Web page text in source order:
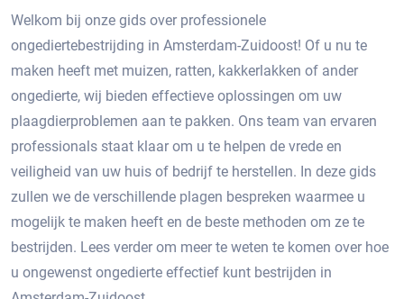
Welkom bij onze gids over professionele
ongediertebestrijding in Amsterdam-Zuidoost!​ Of u nu te
maken heeft met muizen, ratten, kakkerlakken of ander
ongedierte, wij bieden effectieve oplossingen om uw
plaagdierproblemen aan te pakken.​ Ons team van ervaren
professionals staat klaar om u te helpen de vrede en
veiligheid van uw huis of bedrijf te herstellen.​ In deze gids
zullen we de verschillende plagen bespreken waarmee u
mogelijk te maken heeft en de beste methoden om ze te
bestrijden. Lees verder om meer te weten te komen over hoe
u ongewenst ongedierte effectief kunt bestrijden in